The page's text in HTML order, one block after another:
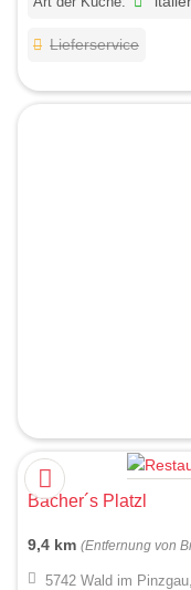
Lieferservice
Bacher´s Platzl
9,4 km (Entfernung von
5742 Wald im